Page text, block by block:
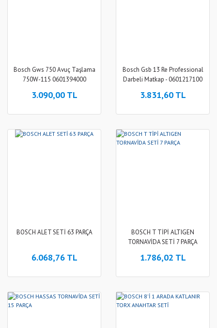
Bosch Gws 750 Avuç Taşlama
750W-115 0601394000
3.090,00 TL
Bosch Gsb 13 Re Professional
Darbeli Matkap - 0601217100
3.831,60 TL
BOSCH ALET SETİ 63 PARÇA
6.068,76 TL
BOSCH T TİPİ ALTIGEN
TORNAVİDA SETİ 7 PARÇA
1.786,02 TL